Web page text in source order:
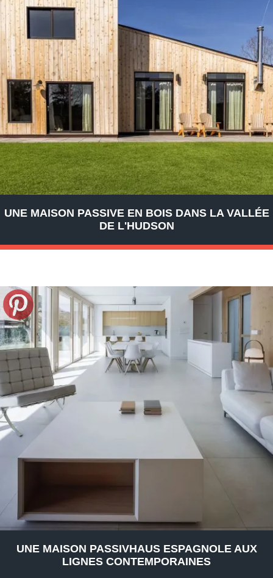
UNE MAISON PASSIVE EN BOIS DANS LA VALLÉE
DE L'HUDSON
UNE MAISON PASSIVHAUS ESPAGNOLE AUX
LIGNES CONTEMPORAINES